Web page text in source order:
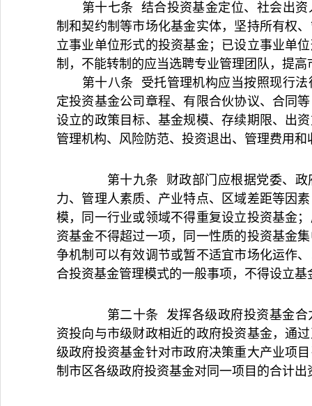
第十七条 结合投资基金定位、社会出资
制和契约制等市场化基金实体，坚持所有权
立事业单位形式的投资基金；已设立事业单
制，不能转制的应当选聘专业管理团队，提高
第十八条 受托管理机构应当按照现行法
定投资基金公司章程、有限合伙协议、合同
设立的政策目标、基金规模、存续期限、出
管理机构、风险防范、投资退出、管理费用和
第十九条 财政部门应根据党委、政
力、管理人素质、产业特点、区域差距等因
模，同一行业或领域不得重复设立投资基金
资基金不得超过一项，同一性质的投资基金
争机制可以有效调节或暂不适宜市场化运作
合投资基金管理模式的一般事项，不得设立基
第二十条 发挥各级政府投资基金合
资投向与市级财政相近的政府投资基金，通
级政府投资基金针对市政府决策重大产业项
制市区各级政府投资基金对同一项目的合计